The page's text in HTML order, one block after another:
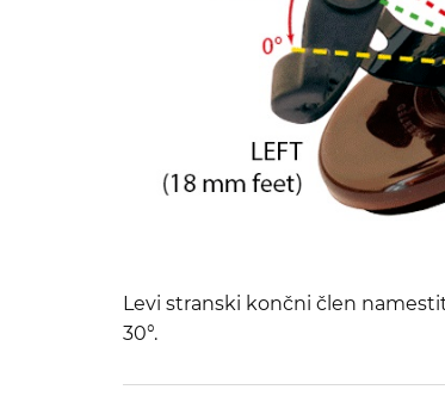
Levi stranski končni člen
30°.